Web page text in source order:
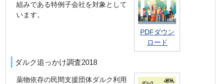
組みである特例子会社を対象として
います。
PDFダウン
ロード
ダルク追っかけ調査2018
薬物依存の民間支援団体ダルク利用